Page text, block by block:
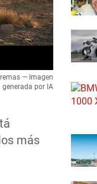
más
— Imagen
generada por IA